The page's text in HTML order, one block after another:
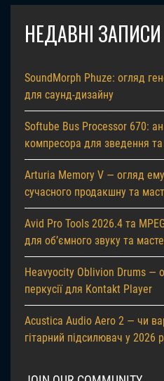
НЕДАВНІ ЗАПИСИ
SoundMorph Phuze: огляд
для саунд-дизайну
Softube Bus Processor 670:
компресора для зведення
Arturia Memory V — огляд
сучасного продакшну та
Avid Pro Tools 2026.4 та
для об’ємного звуку та
Heavyocity Oblivion Drums —
перкусії для Kontakt Player
Acustica Audio Aero 2 — чи
гітарний підсилювач у 2026